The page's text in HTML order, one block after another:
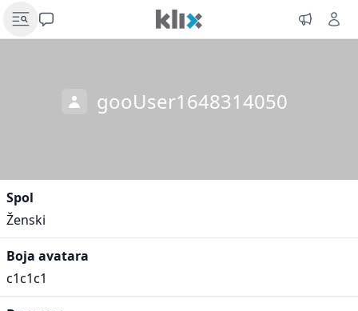
gooUser1648314050
Spol
Ženski
Boja avatara
c1c1c1